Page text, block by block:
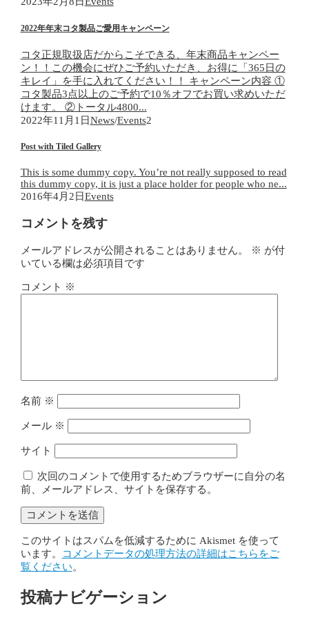
2022年年末コタ製品ご愛用キャンペーン
コタ正規取扱店だからこそできる、年末商品キャンペー
ン！！この機会にぜひご予約いただき、お得に「365日の
キレイ」を手に入れてください！！ キャンペーン内容 ①
コタ製品3点以上のご予約で10％オフでお買い求めいただ
けます。 ②トータル4800...
2022年11月1日News/Events2
Post with Tiled Gallery
This is some dummy copy. You’re not really supposed to read
this dummy copy, it is just a place holder for people who ne...
2016年4月2日Events
コメントを残す
メールアドレスが公開されることはありません。 ※ が付
いている欄は必須項目です
コメント ※
名前 ※
メール ※
サイト
次回のコメントで使用するためブラウザーに自分の名
前、メールアドレス、サイトを保存する。
このサイトはスパムを低減するために Akismet を使って
います。
コメントデータの処理方法の詳細はこちらをご
覧ください。
投稿ナビゲーション